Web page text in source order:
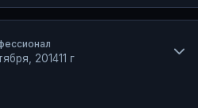
201411 г